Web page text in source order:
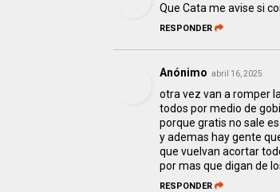
Que Cata me avise si
RESPONDER
Anónimo abril 16, 2025
otra vez van a romper
todos por medio de
porque gratis no sale eso
y ademas hay gente
que vuelvan acortar todo
por mas que digan de
RESPONDER